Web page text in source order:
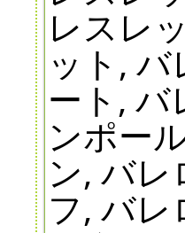
レスレ
ット,
ート,
ンポー
ン, バ
フ, バ